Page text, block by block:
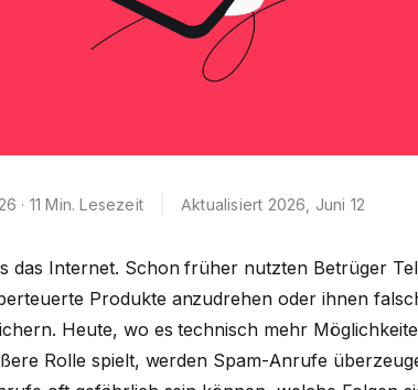
· 11 Min. Lesezeit Aktualisiert 2026, Juni 12
das Internet. Schon früher nutzten Betrüger
Produkte anzudrehen oder ihnen
Heute, wo es technisch mehr
Rolle spielt, werden Spam-Anrufe